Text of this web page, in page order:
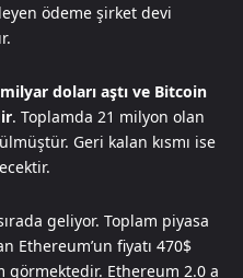
ödeme şirket devi
doları aştı ve Bitcoin
. Toplamda 21 milyon olan
Geri kalan kısmı ise
geliyor. Toplam piyasa
Ethereum’un fiyatı 470$
Ethereum 2.0 a